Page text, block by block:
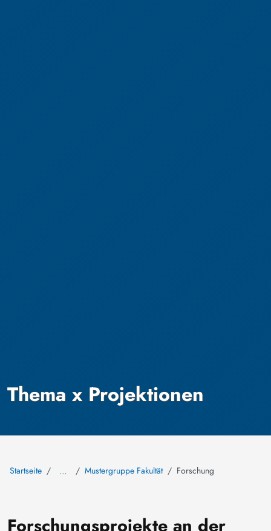
Thema x Projektionen
Startseite … Mustergruppe Fakultät Forschung
Forschungsprojekte an der